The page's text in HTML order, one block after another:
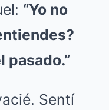
“Yo no
pasado.”
Sentí